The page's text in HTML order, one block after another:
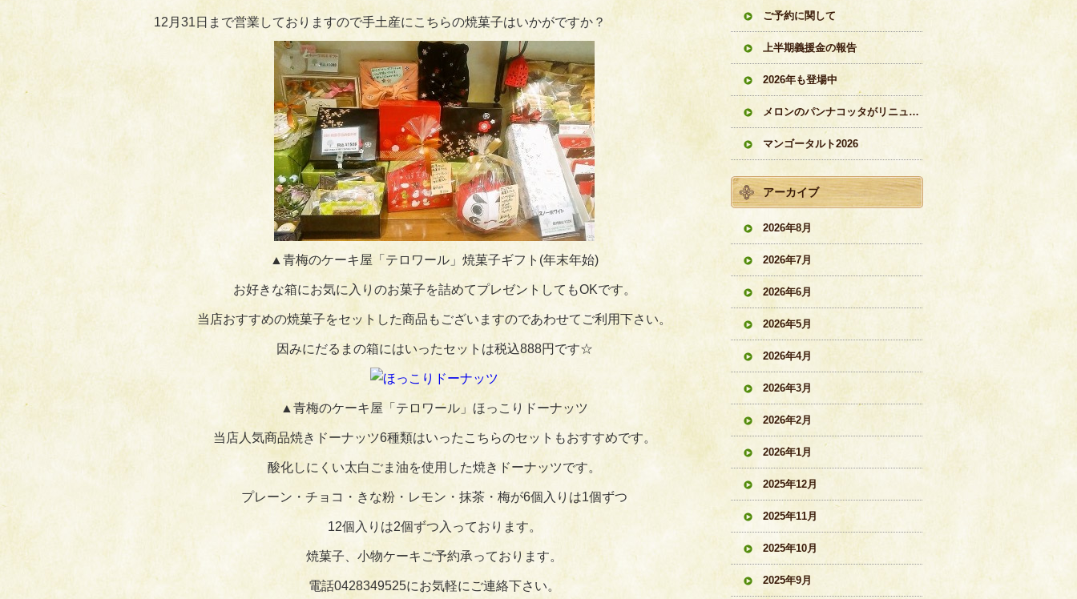
12月31日まで営業しておりますので手土産にこちらの焼菓子はいかがですか？
▲青梅のケーキ屋「テロワール」焼菓子ギフト(年末年始)
お好きな箱にお気に入りのお菓子を詰めてプレゼントしてもOKです。
当店おすすめの焼菓子をセットした商品もございますのであわせてご利用下さい。
因みにだるまの箱にはいったセットは税込888円です☆
▲青梅のケーキ屋「テロワール」ほっこりドーナッツ
当店人気商品焼きドーナッツ6種類はいったこちらのセットもおすすめです。
酸化しにくい太白ごま油を使用した焼きドーナッツです。
プレーン・チョコ・きな粉・レモン・抹茶・梅が6個入りは1個ずつ
12個入りは2個ずつ入っております。
焼菓子、小物ケーキご予約承っております。
電話0428349525にお気軽にご連絡下さい。
ご予約に関して
上半期義援金の報告
2026年も登場中
メロンのパンナコッタがリニューアル
マンゴータルト2026
アーカイブ
2026年8月
2026年7月
2026年6月
2026年5月
2026年4月
2026年3月
2026年2月
2026年1月
2025年12月
2025年11月
2025年10月
2025年9月